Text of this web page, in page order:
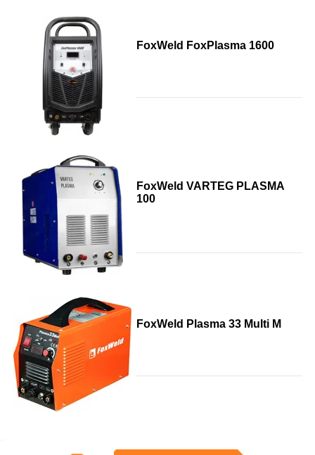
FoxWeld FoxPlasma 1600
FoxWeld VARTEG PLASMA
100
FoxWeld Plasma 33 Multi M